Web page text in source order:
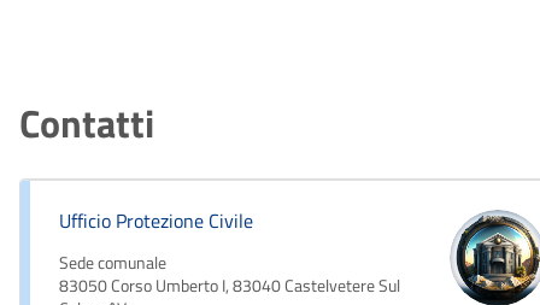
Contatti
Ufficio Protezione Civile
Sede comunale
83050 Corso Umberto I, 83040 Castelvetere Sul